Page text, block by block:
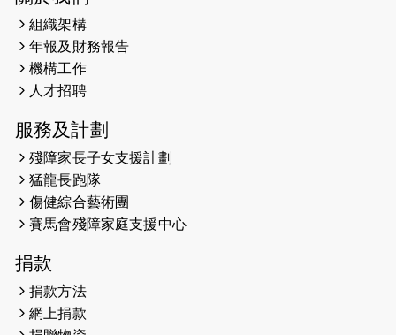
2024-01-01
2023-11-28
2023-09-30
共融理念 港聞 2023.09.30 金金
2023-06-28
2023-06-15
RTHK 香港電台-凝聚香港：第二百五
2023-06-07
組織架構
年報及財務報告
機構工作
人才招聘
服務及計劃
殘障家長子女支援計劃
猛龍長跑隊
傷健綜合藝術團
賽馬會殘障家庭支援中心
捐款
捐款方法
網上捐款